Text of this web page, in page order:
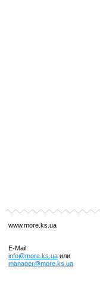
www.more.ks.ua
E-Mail:
info@more.ks.uaили
manager@more.ks.ua